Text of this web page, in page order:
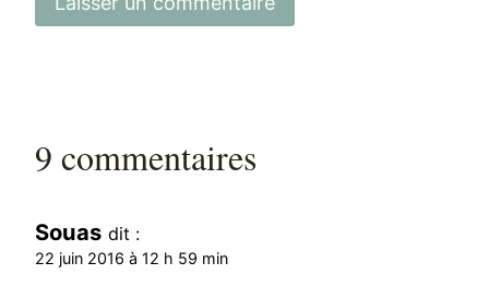
9 commentaires
Souas dit :
22 juin 2016 à 12 h 59 min